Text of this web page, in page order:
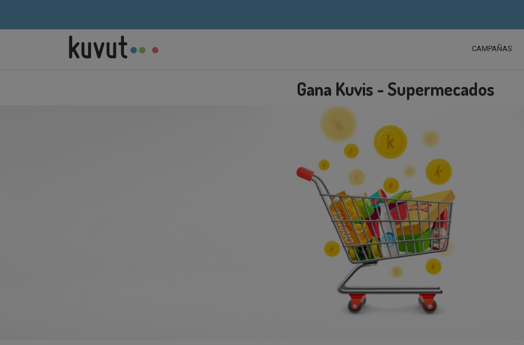
CAMPAÑAS
Gana Kuvis - Supermecados